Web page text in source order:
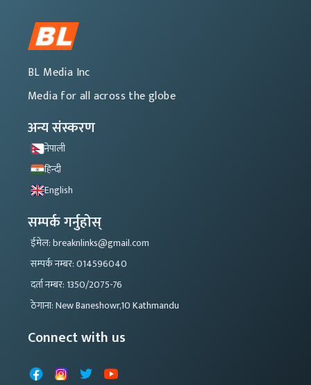
BL Media Inc
Media for all across the globe
अन्य संस्करण
नेपाली
हिन्दी
English
सम्पर्क गर्नुहोस्
ईमेल: breaknlinks@gmail.com
सम्पर्क नम्बर: 014596040
दर्ता नम्बर: 1350/2075-76
ठेगाना: New Baneshowr,10 Kathmandu
Connect with us
FacebookInstagram
X YouTube